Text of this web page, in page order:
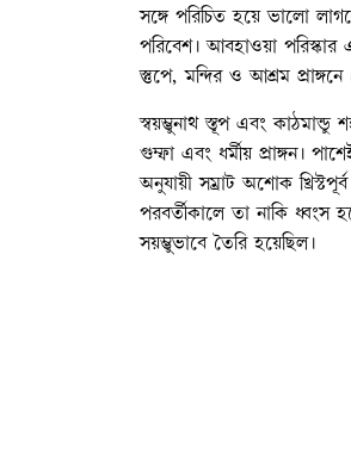
সঙ্গে পরিচিত হয়ে ভালো
পরিবেশ। আবহাওয়া
স্তুপে, মন্দির ও আশ্রম
স্বয়ম্ভুনাথ স্তূপ এবং
গুম্ফা এবং ধর্মীয় প্রাঙ্গন।
অনুযায়ী সম্রাট অশোক
পরবর্তীকালে তা নাকি
সয়ম্ভুভাবে তৈরি হয়েছিল।